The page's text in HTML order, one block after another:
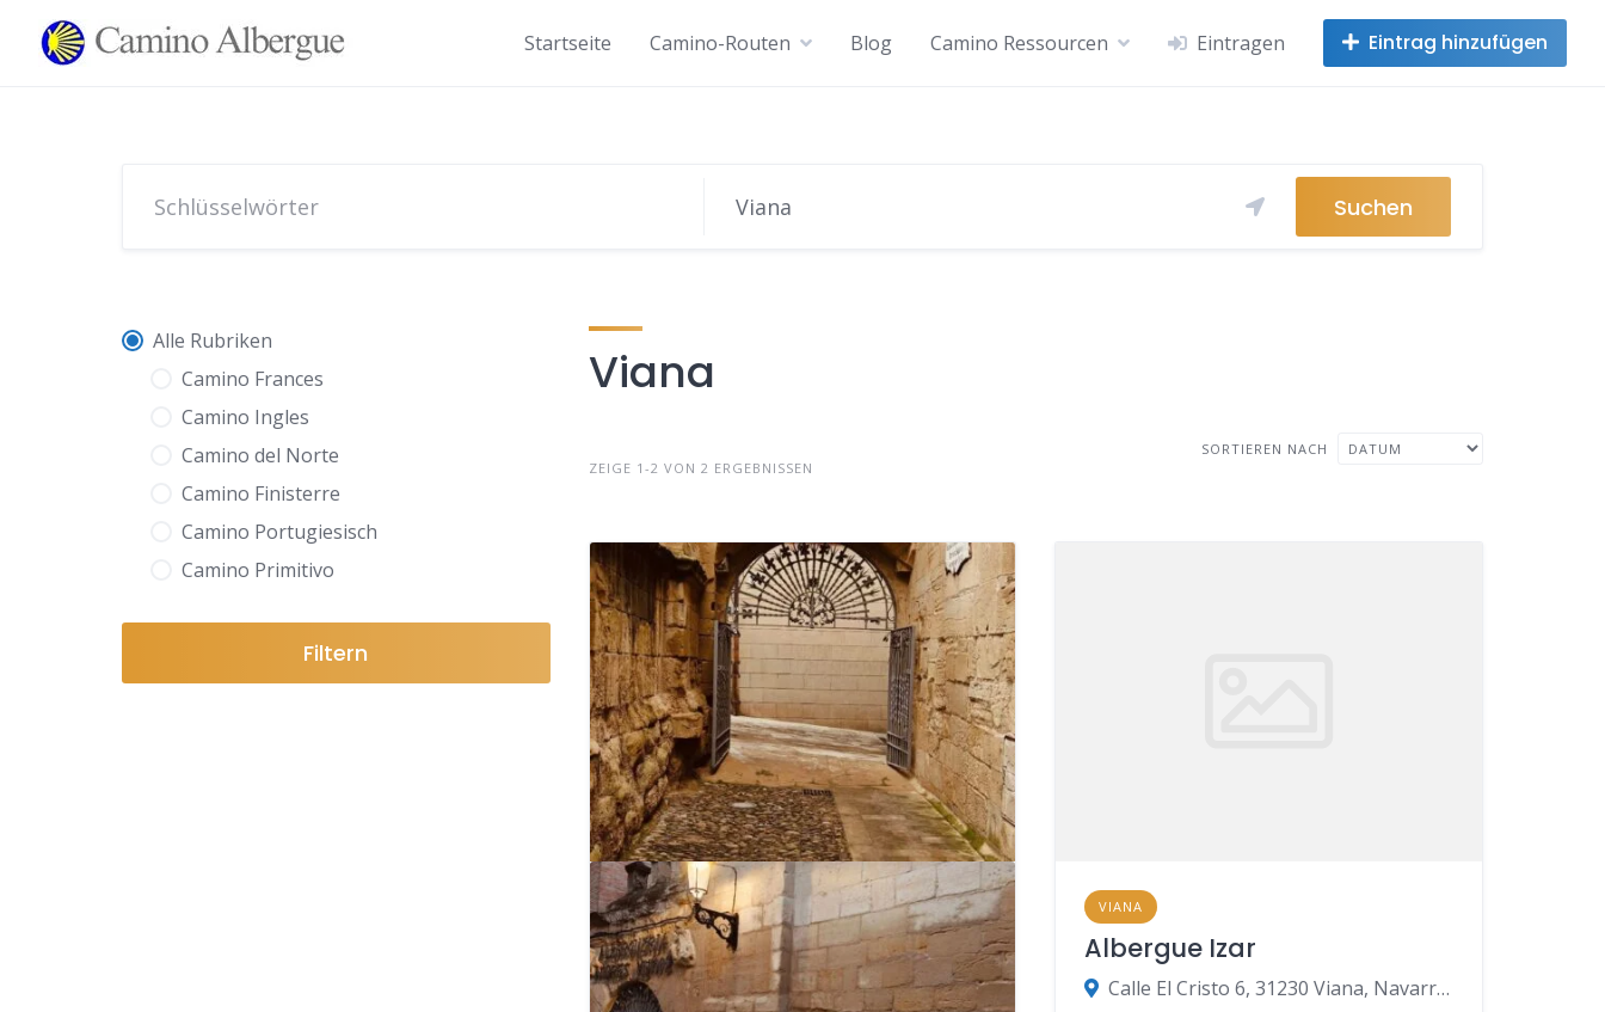
Inhalt
springen
Startseite Camino-Routen Blog Camino Ressourcen Eintragen Eintrag hinzufügen
Suchen
Alle Rubriken
Camino Frances
Camino Ingles
Camino del Norte
Camino Finisterre
Camino Portugiesisch
Camino Primitivo
Filtern
Viana
ZEIGE 1-2 VON 2 ERGEBNISSEN
SORTIEREN NACH
VIANA
Albergue Izar
Calle El Cristo 6, 31230 Viana, Navarra, Spanien